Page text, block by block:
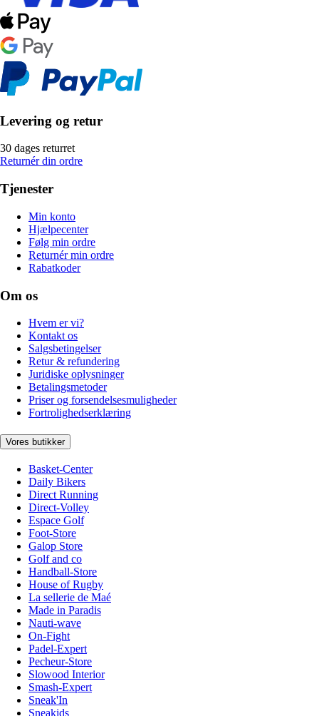
Levering og retur
30 dages returret
Returnér din ordre
Tjenester
Min konto
Hjælpecenter
Følg min ordre
Returnér min ordre
Rabatkoder
Om os
Hvem er vi?
Kontakt os
Salgsbetingelser
Retur & refundering
Juridiske oplysninger
Betalingsmetoder
Priser og forsendelsesmuligheder
Fortrolighedserklæring
Vores butikker
Basket-Center
Daily Bikers
Direct Running
Direct-Volley
Espace Golf
Foot-Store
Galop Store
Golf and co
Handball-Store
House of Rugby
La sellerie de Maé
Made in Paradis
Nauti-wave
On-Fight
Padel-Expert
Pecheur-Store
Slowood Interior
Smash-Expert
Sneak'In
Sneakids